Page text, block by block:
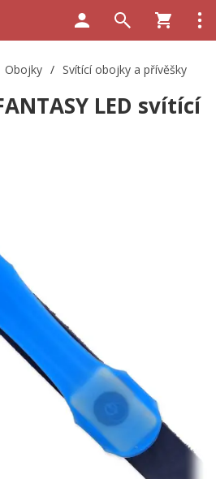
Obojky / Svítící obojky a přívěšky
LED svítící